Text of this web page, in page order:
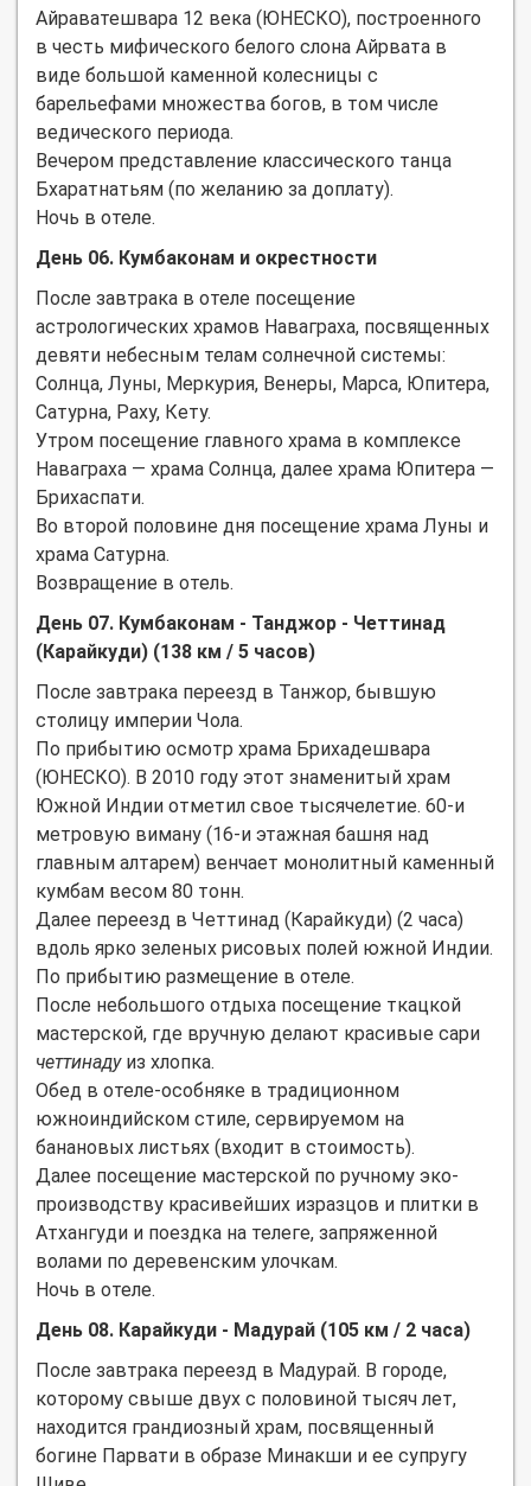
Айраватешвара 12 века (ЮНЕСКО), построенного
в честь мифического белого слона Айрвата в
виде большой каменной колесницы с
барельефами множества богов, в том числе
ведического периода.
Вечером представление классического танца
Бхаратнатьям (по желанию за доплату).
Ночь в отеле.
День 06. Кумбаконам и окрестности
После завтрака в отеле посещение
астрологических храмов Наваграха, посвященных
девяти небесным телам солнечной системы:
Солнца, Луны, Меркурия, Венеры, Марса, Юпитера,
Сатурна, Раху, Кету.
Утром посещение главного храма в комплексе
Наваграха — храма Солнца, далее храма Юпитера —
Брихаспати.
Во второй половине дня посещение храма Луны и
храма Сатурна.
Возвращение в отель.
День 07. Кумбаконам - Танджор - Четтинад
(Карайкуди) (138 км / 5 часов)
После завтрака переезд в Танжор, бывшую
столицу империи Чола.
По прибытию осмотр храма Брихадешвара
(ЮНЕСКО). В 2010 году этот знаменитый храм
Южной Индии отметил свое тысячелетие. 60-и
метровую виману (16-и этажная башня над
главным алтарем) венчает монолитный каменный
кумбам весом 80 тонн.
Далее переезд в Четтинад (Карайкуди) (2 часа)
вдоль ярко зеленых рисовых полей южной Индии.
По прибытию размещение в отеле.
После небольшого отдыха посещение ткацкой
мастерской, где вручную делают красивые сари
четтинадуиз хлопка.
Обед в отеле-особняке в традиционном
южноиндийском стиле, сервируемом на
банановых листьях (входит в стоимость).
Далее посещение мастерской по ручному эко-
производству красивейших изразцов и плитки в
Атхангуди и поездка на телеге, запряженной
волами по деревенским улочкам.
Ночь в отеле.
День 08. Карайкуди - Мадурай (105 км / 2 часа)
После завтрака переезд в Мадурай. В городе,
которому свыше двух с половиной тысяч лет,
находится грандиозный храм, посвященный
богине Парвати в образе Минакши и ее супругу